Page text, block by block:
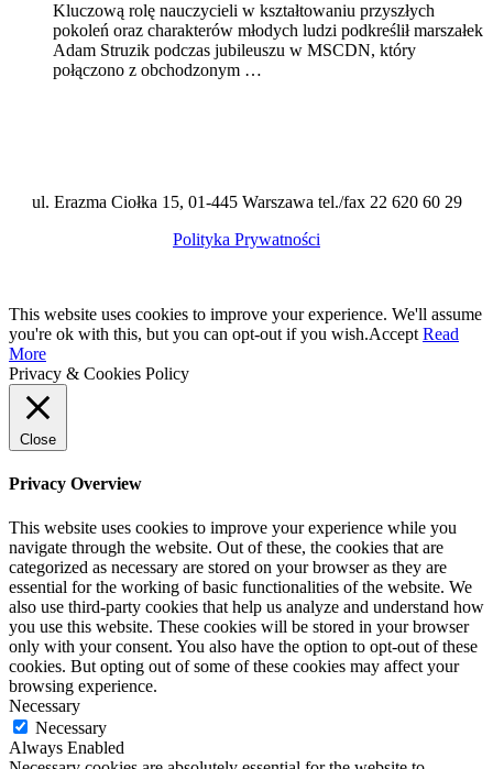
Kluczową rolę nauczycieli w kształtowaniu przyszłych
pokoleń oraz charakterów młodych ludzi podkreślił marszałek
Adam Struzik podczas jubileuszu w MSCDN, który
połączono z obchodzonym …
ul. Erazma Ciołka 15, 01-445 Warszawa tel./fax 22 620 60 29
Polityka Prywatności
This website uses cookies to improve your experience. We'll assume
you're ok with this, but you can opt-out if you wish.Accept Read
More
Privacy & Cookies Policy
Close
Privacy Overview
This website uses cookies to improve your experience while you
navigate through the website. Out of these, the cookies that are
categorized as necessary are stored on your browser as they are
essential for the working of basic functionalities of the website. We
also use third-party cookies that help us analyze and understand how
you use this website. These cookies will be stored in your browser
only with your consent. You also have the option to opt-out of these
cookies. But opting out of some of these cookies may affect your
browsing experience.
Necessary
Necessary
Always Enabled